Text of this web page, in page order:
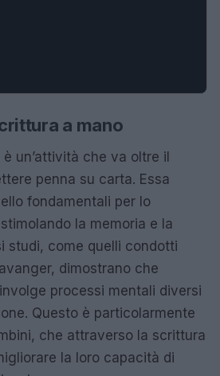
a mano
un’attività che va oltre il
penna su carta. Essa
fondamentali per lo
la memoria e la
studi, come quelli condotti
dimostrano che
processi mentali diversi
Questo è particolarmente
che attraverso la scrittura
la loro capacità di